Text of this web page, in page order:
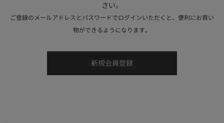
さい。
ご登録のメールアドレスとパスワードでログインいただくと、便利にお買い
物ができるようになります。